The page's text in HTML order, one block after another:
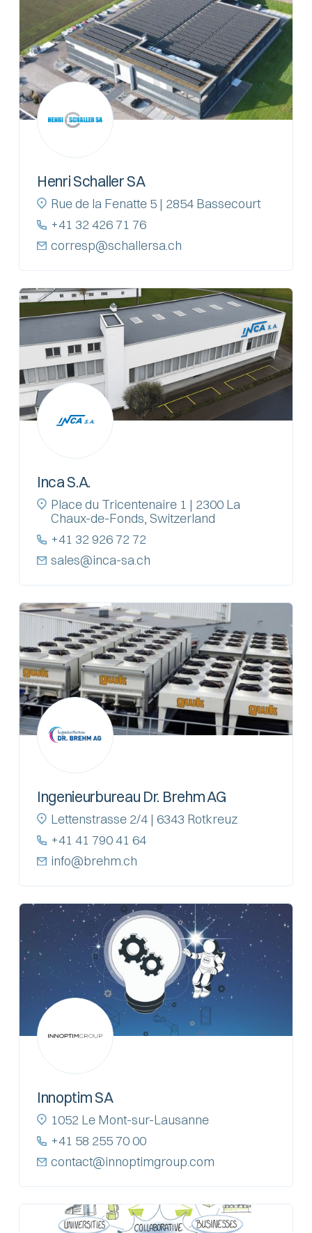
Henri Schaller SA
Rue de la Fenatte 5 | 2854 Bassecourt
+41 32 426 71 76
corresp@schallersa.ch
Inca S.A.
Place du Tricentenaire 1 | 2300 La
Chaux-de-Fonds, Switzerland
+41 32 926 72 72
sales@inca-sa.ch
Ingenieurbureau Dr. Brehm AG
Lettenstrasse 2/4 | 6343 Rotkreuz
+41 41 790 41 64
info@brehm.ch
Innoptim SA
1052 Le Mont-sur-Lausanne
+41 58 255 70 00
contact@innoptimgroup.com